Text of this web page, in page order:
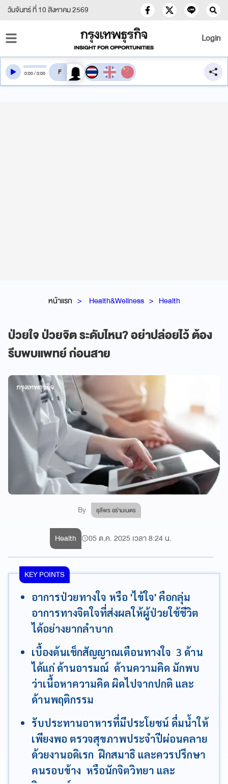
วันจันทร์ ที่ 10 สิงหาคม 2569
Login
หน้าแรก Health&Wellness Health
ป่วยใจ ป่วยจิต ระดับไหน? อย่าปล่อยไว้ ต้อง
รีบพบแพทย์ ก่อนสาย
By ชุลีพร อร่ามเนตร
0:00/0:00 สลับเสียงอ่าน
Health 05 ต.ค. 2025 เวลา 8:24 น.
KEY POINTS
อาการป่วยทางใจ หรือ 'ไข้ใจ' คือกลุ่ม
อาการทางจิตใจที่ส่งผลให้ผู้ป่วยใช้ชีวิต
ได้อย่างยากลำบาก
เบื้องต้นเช็กสัญญาณเตือนทางใจ 3 ด้าน
ได้แก่ ด้านอารมณ์ ด้านความคิด มักพบ
ว่าเนื้อหาความคิด ผิดไปจากปกติ และ
ด้านพฤติกรรม
รับประทานอาหารที่มีประโยชน์ ดื่มน้ำให้
เพียงพอ ตรวจสุขภาพประจำปีผ่อนคลาย
ด้วยงานอดิเรก ฝึกสมาธิ และควรปรึกษา
คนรอบข้าง หรือนักจิตวิทยา และ